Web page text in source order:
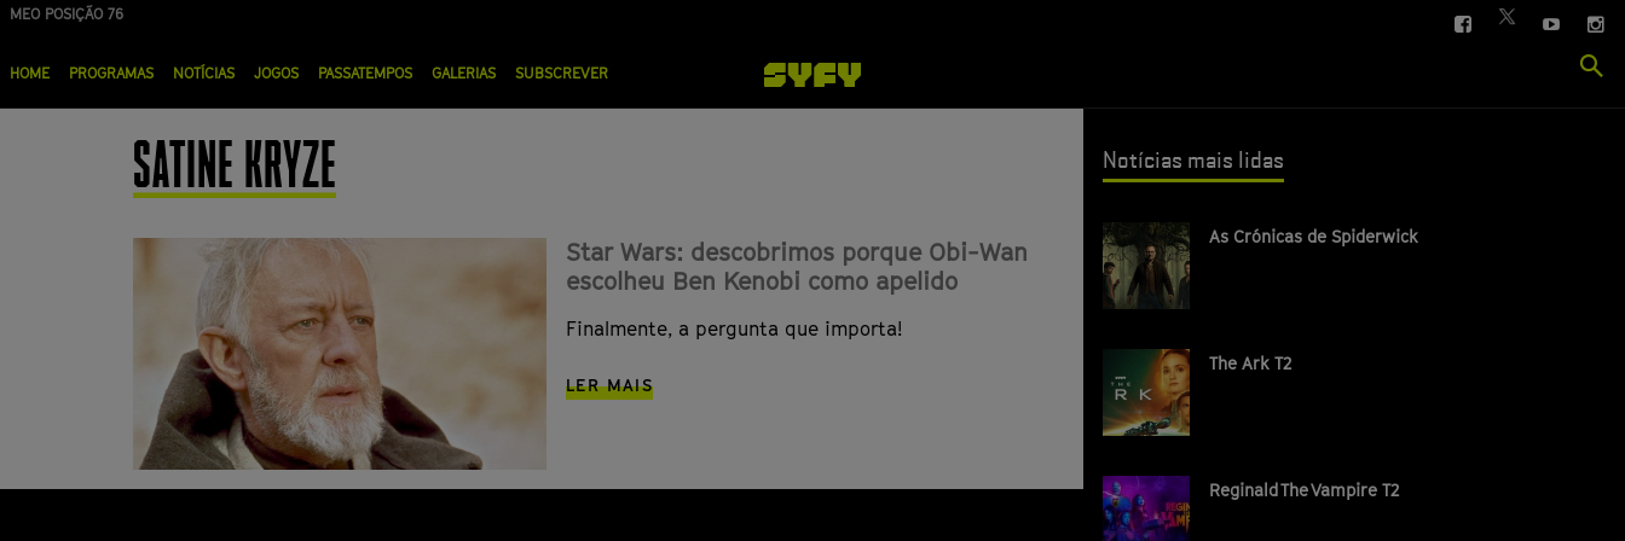
Passar
MEO POSIÇÃO 76 FACEBOOK
TWITTER
YOUTUBE
principal
HOME PROGRAMAS NOTÍCIAS JOGOS PASSATEMPOS GALERIAS SUBSCREVER
SATINE KRYZE
Star Wars: descobrimos porque Obi-Wan
escolheu Ben Kenobi como apelido
Finalmente, a pergunta que importa!
LER MAIS
Notícias mais lidas
As Crónicas de Spiderwick
The Ark T2
Reginald The Vampire T2